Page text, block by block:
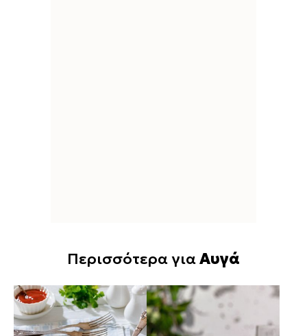
Περισσότερα γιαΑυγά